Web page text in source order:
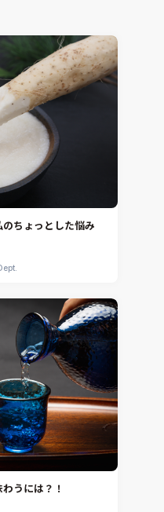
ング
ティング
ィング
ちょっとした悩み
うには？！